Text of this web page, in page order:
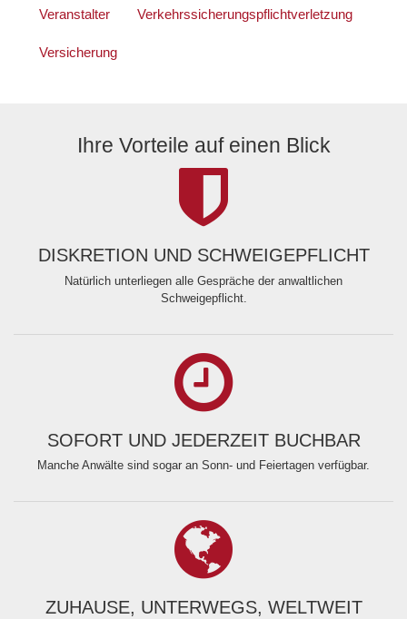
Veranstalter Verkehrssicherungspflichtverletzung
Versicherung
Ihre Vorteile auf einen Blick
DISKRETION UND SCHWEIGEPFLICHT
Natürlich unterliegen alle Gespräche der anwaltlichen
Schweigepflicht.
SOFORT UND JEDERZEIT BUCHBAR
Manche Anwälte sind sogar an Sonn- und Feiertagen verfügbar.
ZUHAUSE, UNTERWEGS, WELTWEIT